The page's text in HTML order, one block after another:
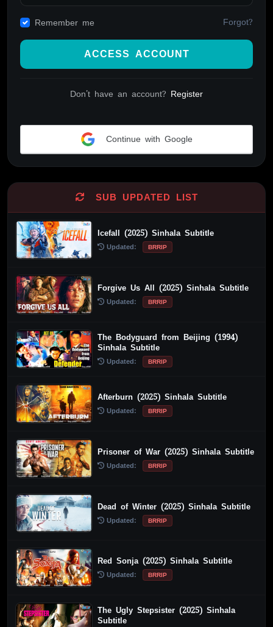
Remember me Forgot?
ACCESS ACCOUNT
Don't have an account? Register
Continue with Google
SUB UPDATED LIST
Icefall (2025) Sinhala Subtitle
Updated: BRRIP
Forgive Us All (2025) Sinhala Subtitle
Updated: BRRIP
The Bodyguard from Beijing (1994)
Sinhala Subtitle
Updated: BRRIP
Afterburn (2025) Sinhala Subtitle
Updated: BRRIP
Prisoner of War (2025) Sinhala Subtitle
Updated: BRRIP
Dead of Winter (2025) Sinhala Subtitle
Updated: BRRIP
Red Sonja (2025) Sinhala Subtitle
Updated: BRRIP
The Ugly Stepsister (2025) Sinhala
Subtitle